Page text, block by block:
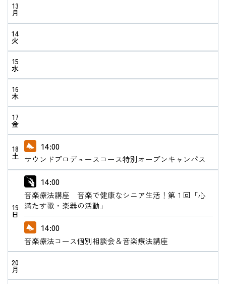
13
月
14
火
15
水
16
木
17
金
18
土
14:00
サウンドプロデュースコース特別オープンキャンパス
19
日
14:00
音楽療法講座 音楽で健康なシニア生活！第１回「心
満たす歌・楽器の活動」
14:00
音楽療法コース個別相談会＆音楽療法講座
20
月